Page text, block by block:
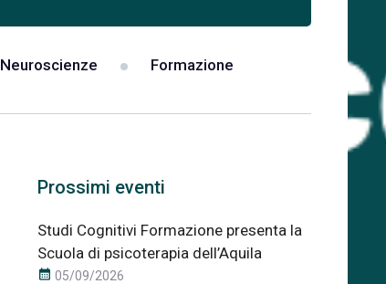
Neuroscienze Formazione
Prossimi eventi
Studi Cognitivi Formazione presenta la
Scuola di psicoterapia dell’Aquila
calendar_month 05/09/2026